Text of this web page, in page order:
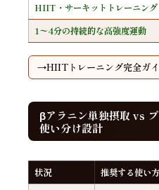
HIIT・サーキットトレーニング
1〜4分の持続的な高強度運動
HIITトレーニング完全ガ
βアラニン単独摂取 vs
使い分け設計
状況
推奨する使い方